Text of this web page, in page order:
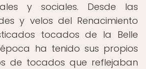
y sociales. Desde las
y velos del Renacimiento
tocados de la Belle
ha tenido sus propios
de tocados que reflejaban